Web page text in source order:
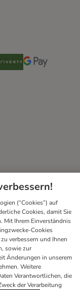
MethodMethod
Riverty Payment Method
Google Pay
out
Zahlungsarten
(“Cookies”) auf
Cookies, damit Sie
Mit Ihrem Einverständnis
Cookies
verbessern und Ihnen
sowie zur
Änderungen in unserem
Weitere
Verantwortlichen, die
der Verarbeitung